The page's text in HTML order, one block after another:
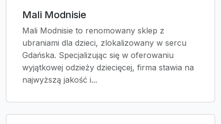
Mali Modnisie
Mali Modnisie to renomowany sklep z
ubraniami dla dzieci, zlokalizowany w sercu
Gdańska. Specjalizując się w oferowaniu
wyjątkowej odzieży dziecięcej, firma stawia na
najwyższą jakość i...